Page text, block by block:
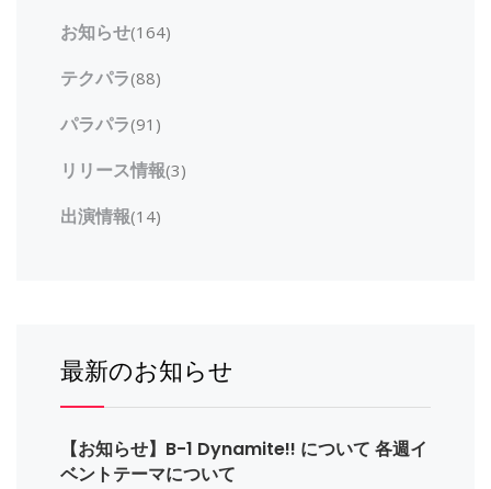
お知らせ(164)
テクパラ(88)
パラパラ(91)
リリース情報(3)
出演情報(14)
最新のお知らせ
【お知らせ】B-1 Dynamite!! について 各週イ
ベントテーマについて